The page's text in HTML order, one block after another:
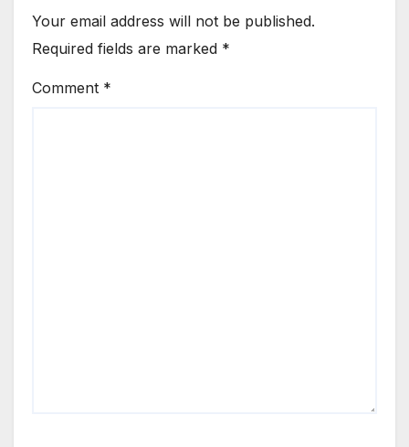
Your email address will not be published.
Required fields are marked *
Comment *